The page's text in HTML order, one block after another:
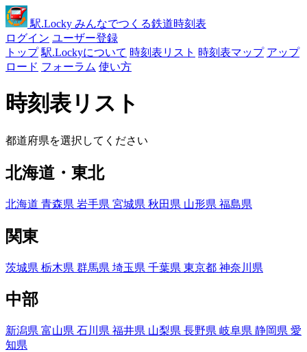
駅.Locky みんなでつくる鉄道時刻表
ログイン ユーザー登録
トップ 駅.Lockyについて 時刻表リスト 時刻表マップ アップ
ロード フォーラム 使い方
時刻表リスト
都道府県を選択してください
北海道・東北
北海道 青森県 岩手県 宮城県 秋田県 山形県 福島県
関東
茨城県 栃木県 群馬県 埼玉県 千葉県 東京都 神奈川県
中部
新潟県 富山県 石川県 福井県 山梨県 長野県 岐阜県 静岡県 愛
知県